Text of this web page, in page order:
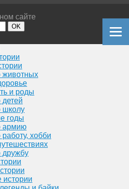
сайте
OK
животных
и роды
школу
годы
армию
хобби
дружбу
истории